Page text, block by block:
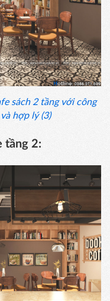
sách 2 tầng với công
hợp lý (3)
tầng 2: